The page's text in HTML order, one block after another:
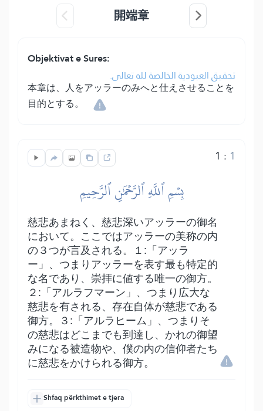
開端章
Objektivat e Sures:
تحقيق العبودية الخالصة لله تعالى.
本章は、人をアッラーのみへと仕えさせることを
目的とする。
1 : 1
بِسۡمِ ٱللَّهِ ٱلرَّحۡمَٰنِ ٱلرَّحِيمِ
慈悲あまねく、慈悲深いアッラーの御名
において。ここではアッラーの美称の内
の３つが言及される。１:「アッラ
ー」、つまりアッラーを表す最も特定的
な名であり、崇拝に値する唯一の御方。
２:「アルラフマーン」、つまり広大な
慈悲を有される、存在自体が慈悲である
御方。３:「アルラヒーム」、つまりそ
の慈悲はどこまでも到達し、かれの御望
みになる被造物や、僕の内の信仰者たち
に慈悲をかけられる御方。
Shfaq përkthimet e tjera